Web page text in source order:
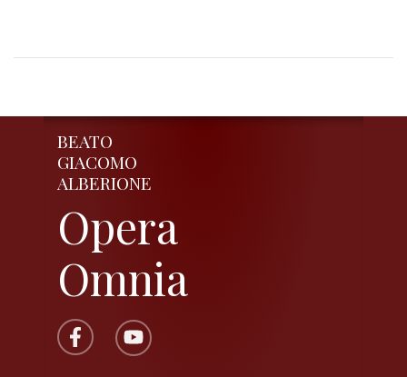
BEATO
GIACOMO
ALBERIONE
Opera
Omnia